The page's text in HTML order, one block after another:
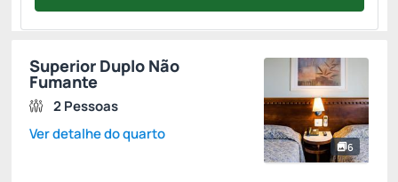
6
Superior Duplo Não
Fumante
2 Pessoas
Ver detalhe do quarto